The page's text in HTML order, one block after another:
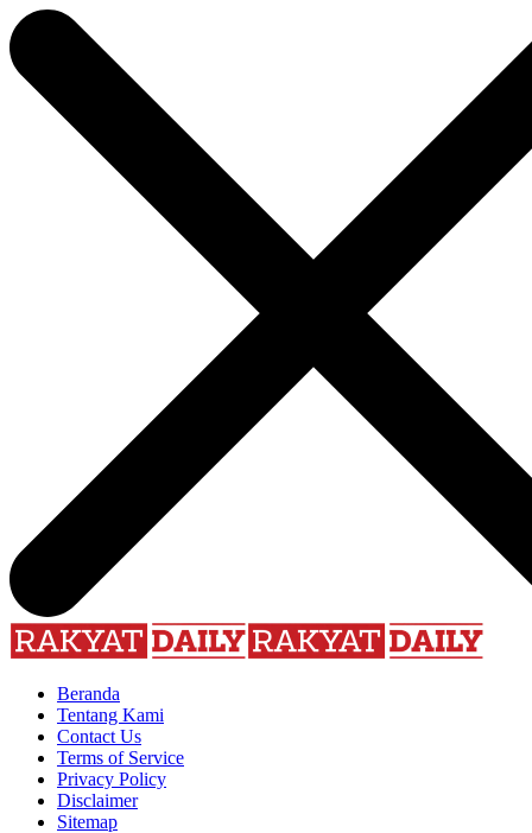
Beranda
Tentang Kami
Contact Us
Terms of Service
Privacy Policy
Disclaimer
Sitemap